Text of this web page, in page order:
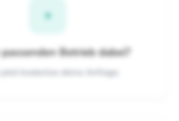
+
Betrieb dabei?
jetzt kostenlos deine Anfrage.